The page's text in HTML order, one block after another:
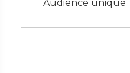
Audience unique